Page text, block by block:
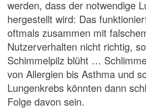
werden, dass der notwendige
hergestellt wird: Das
oftmals zusammen mit
Nutzerverhalten nicht richtig,
Schimmelpilz blüht …
von Allergien bis Asthma und
Lungenkrebs könnten dann
Folge davon sein.